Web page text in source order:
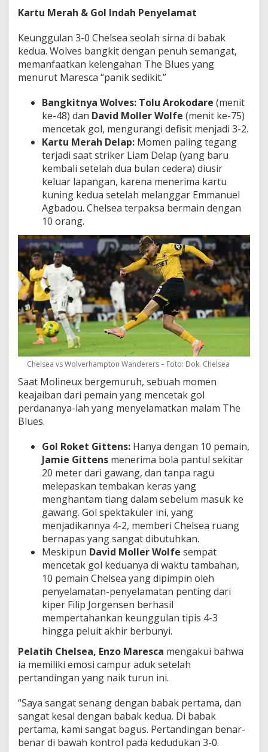
Kartu Merah & Gol Indah Penyelamat
Keunggulan 3-0 Chelsea seolah sirna di babak
kedua. Wolves bangkit dengan penuh semangat,
memanfaatkan kelengahan The Blues yang
menurut Maresca “panik sedikit.”
Bangkitnya Wolves: Tolu Arokodare (menit
ke-48) dan David Moller Wolfe (menit ke-75)
mencetak gol, mengurangi defisit menjadi 3-2.
Kartu Merah Delap: Momen paling tegang
terjadi saat striker Liam Delap (yang baru
kembali setelah dua bulan cedera) diusir
keluar lapangan, karena menerima kartu
kuning kedua setelah melanggar Emmanuel
Agbadou. Chelsea terpaksa bermain dengan
10 orang.
Chelsea vs Wolverhampton Wanderers – Foto: Dok. Chelsea
Saat Molineux bergemuruh, sebuah momen
keajaiban dari pemain yang mencetak gol
perdananya-lah yang menyelamatkan malam The
Blues.
Gol Roket Gittens: Hanya dengan 10 pemain,
Jamie Gittens menerima bola pantul sekitar
20 meter dari gawang, dan tanpa ragu
melepaskan tembakan keras yang
menghantam tiang dalam sebelum masuk ke
gawang. Gol spektakuler ini, yang
menjadikannya 4-2, memberi Chelsea ruang
bernapas yang sangat dibutuhkan.
Meskipun David Moller Wolfe sempat
mencetak gol keduanya di waktu tambahan,
10 pemain Chelsea yang dipimpin oleh
penyelamatan-penyelamatan penting dari
kiper Filip Jorgensen berhasil
mempertahankan keunggulan tipis 4-3
hingga peluit akhir berbunyi.
Pelatih Chelsea, Enzo Maresca mengakui bahwa
ia memiliki emosi campur aduk setelah
pertandingan yang naik turun ini.
“Saya sangat senang dengan babak pertama, dan
sangat kesal dengan babak kedua. Di babak
pertama, kami sangat bagus. Pertandingan benar-
benar di bawah kontrol pada kedudukan 3-0.